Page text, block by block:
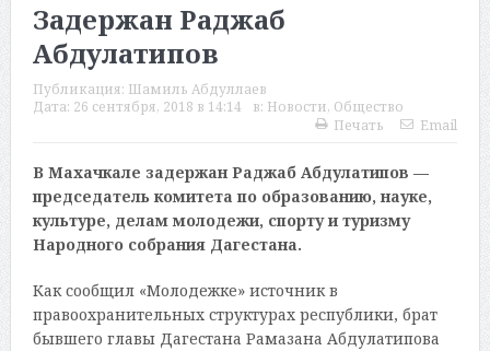
Задержан Раджаб
Абдулатипов
Публикация: Шамиль Абдуллаев
Дата: 26 сентября, 2018 в 14:14 в: Новости, Общество
Печать
Email
В Махачкале задержан Раджаб Абдулатипов —
председатель комитета по образованию, науке,
культуре, делам молодежи, спорту и туризму
Народного собрания Дагестана.
Как сообщил «Молодежке» источник в
правоохранительных структурах республики, брат
бывшего главы Дагестана Рамазана Абдулатипова